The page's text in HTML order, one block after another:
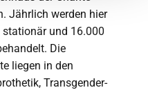
Jährlich werden hier
und 16.000
Die
liegen in den
Transgender-